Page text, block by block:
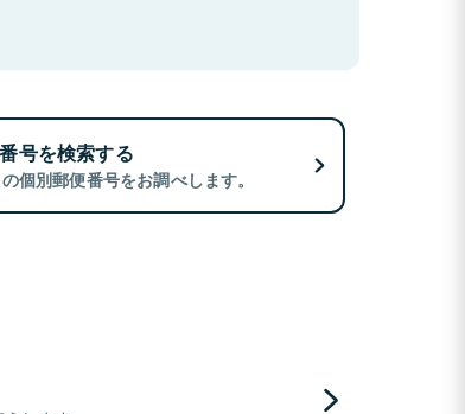
号を検索する
個別郵便番号をお調べします。